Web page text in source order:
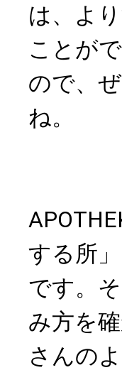
は、よ
ことが
ので、
ね。
する所
です。
み方を
さんの